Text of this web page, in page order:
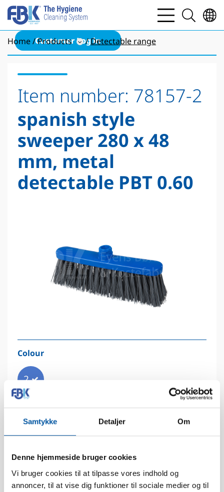
Samtykke Detaljer Om
Denne hjemmeside bruger cookies
Vi bruger cookies til at tilpasse vores indhold og
annoncer, til at vise dig funktioner til sociale medier og til
bars
light
search
light
Customer Log in
Home Products Detectable range
Item number: 78157-2
spanish style
sweeper 280 x 48
mm, metal
detectable PBT 0.60
Colour
2
Trimsize:
70 mm.